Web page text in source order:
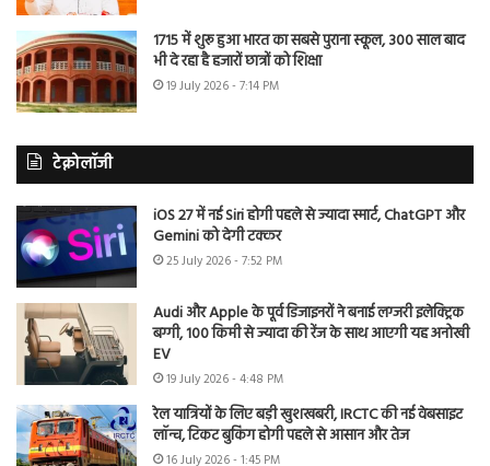
1715 में शुरू हुआ भारत का सबसे पुराना स्कूल, 300 साल बाद
भी दे रहा है हजारों छात्रों को शिक्षा
19 July 2026 - 7:14 PM
टेक्नोलॉजी
iOS 27 में नई Siri होगी पहले से ज्यादा स्मार्ट, ChatGPT और
Gemini को देगी टक्कर
25 July 2026 - 7:52 PM
Audi और Apple के पूर्व डिजाइनरों ने बनाई लग्जरी इलेक्ट्रिक
बग्गी, 100 किमी से ज्यादा की रेंज के साथ आएगी यह अनोखी
EV
19 July 2026 - 4:48 PM
रेल यात्रियों के लिए बड़ी खुशखबरी, IRCTC की नई वेबसाइट
लॉन्च, टिकट बुकिंग होगी पहले से आसान और तेज
16 July 2026 - 1:45 PM